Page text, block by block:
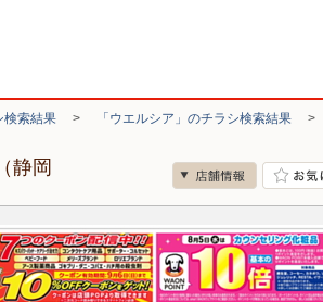
検索結果 > 「ウエルシア」のチラシ検索結果 >
静岡